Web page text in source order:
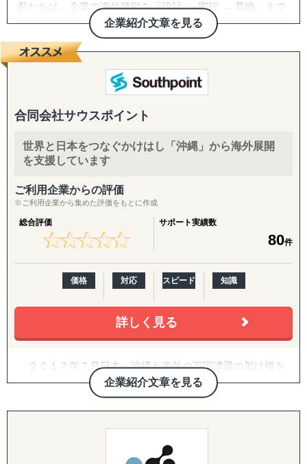
企業紹介文章を見る
私たちは、企業の海外挑戦を「設計 → 実行 → 着地」まで
一気通貫で伴走支援します。
『どの国が最適か？』を見極めるゼロ→イチの意思決定か
進出後に必ず直面する現地でのマーケティング課題まで主
要各国に常駐するメンバーが、現地起点で一貫してサポー
トします。
これまでの支援歴は20年以上、実績は1,500社を超えまし
た。
継続して支援できる体制を構築しています。
------------------------------------
■ サポート対象国（グループ別）
↳ ASEAN主要国：タイ・ベトナム・マレーシア・カンボ
ジア・インドネシア・フィリピン・ラオス
↳ アジア（中華系）：日本・香港・シンガポール・台湾・
韓国
↳ アジア（中東ほか）：ドバイ・サウジアラビア・イン
ド・バングラデシュ・モンゴル
※サポート内容により、対応の可否や得意・不得意な分野
があります。
------------------------------------
合同会社サウスポイント
世界と日本をつなぐかけはし「沖縄」から海外展開
を支援しています
ご利用企業からの評価
※ご利用企業から集めた評価をもとに作成
総合評価
★★★★★
★★★★★
サポート実績数
80件
価格 対応 スピード 知識
詳しく見る
企業紹介文章を見る
２０１７年７月日本・沖縄と海外の万国津梁の架け橋を
目指して、企業の海外展開支援を目的として沖縄・那覇で
設立。アジア・欧州を中心に沖縄県内・沖縄県外企業の海
外進出・国際展開のサポートを実施しています。２０２２
年７月には観光産業の伸びの著しい石垣市に八重山事務所
沖縄をハブに、台湾・中国・香港・ベトナム・タイ・マ